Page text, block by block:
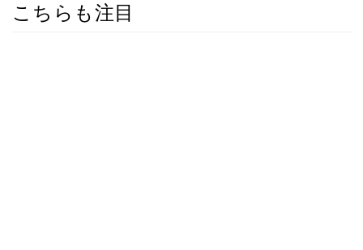
こちらも注目